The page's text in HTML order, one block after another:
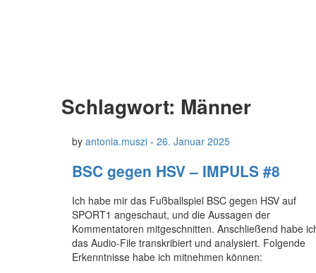
Schlagwort: Männer
by antonia.muszi - 26. Januar 2025
BSC gegen HSV – IMPULS #8
Ich habe mir das Fußballspiel BSC gegen HSV auf
SPORT1 angeschaut, und die Aussagen der
Kommentatoren mitgeschnitten. Anschließend habe
das Audio-File transkribiert und analysiert. Folgende
Erkenntnisse habe ich mitnehmen können: